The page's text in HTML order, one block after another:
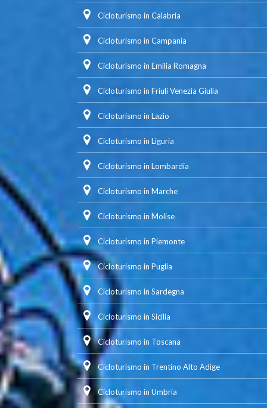
Cicloturismo in Calabria
Cicloturismo in Campania
Cicloturismo in Emilia Romagna
Cicloturismo in Friuli Venezia Giulia
Cicloturismo in Lazio
Cicloturismo in Liguria
Cicloturismo in Lombardia
Cicloturismo in Marche
Cicloturismo in Molise
Cicloturismo in Piemonte
Cicloturismo in Puglia
Cicloturismo in Sardegna
Cicloturismo in Sicilia
Cicloturismo in Toscana
Cicloturismo in Trentino Alto Adige
Cicloturismo in Umbria